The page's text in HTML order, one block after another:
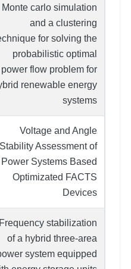
Monte carlo simulation
and a clustering
for solving the
probabilistic optimal
power flow problem for
renewable energy
systems
Voltage and Angle
Stability Assessment of
Power Systems Based
Optimizated FACTS
Devices
Frequency stabilization
of a hybrid three‐area
system equipped